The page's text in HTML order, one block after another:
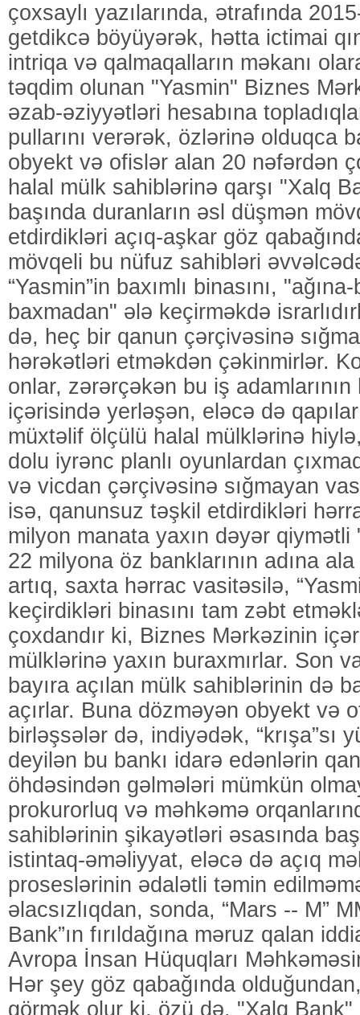
çoxsaylı yazılarında, ətrafında
getdikcə böyüyərək, hətta ictimai
intriqa və qalmaqalların məkanı
təqdim olunan "Yasmin" Biznes
əzab-əziyyətləri hesabına
pullarını verərək, özlərinə olduqca
obyekt və ofislər alan 20 nəfərdən
halal mülk sahiblərinə qarşı "Xalq
başında duranların əsl düşmən
etdirdikləri açıq-aşkar göz
mövqeli bu nüfuz sahibləri
“Yasmin”in baxımlı binasını,
baxmadan" ələ keçirməkdə
də, heç bir qanun çərçivəsinə
hərəkətləri etməkdən çəkinmirlər.
onlar, zərərçəkən bu iş
içərisində yerləşən, eləcə də
müxtəlif ölçülü halal mülklərinə
dolu iyrənc planlı oyunlardan
və vicdan çərçivəsinə sığmayan
isə, qanunsuz təşkil etdirdikləri
milyon manata yaxın dəyər
22 milyona öz banklarının adına
artıq, saxta hərrac vasitəsilə,
keçirdikləri binasını tam zəbt
çoxdandır ki, Biznes Mərkəzinin
mülklərinə yaxın buraxmırlar. Son
bayıra açılan mülk sahiblərinin də
açırlar. Buna dözməyən obyekt və
birləşsələr də, indiyədək, “krışa”sı
deyilən bu bankı idarə edənlərin
öhdəsindən gəlmələri mümkün
prokurorluq və məhkəmə
sahiblərinin şikayətləri əsasında
istintaq-əməliyyat, eləcə də açıq
proseslərinin ədalətli təmin
əlacsızlıqdan, sonda, “Mars -- M”
Bank”ın fırıldağına məruz qalan
Avropa İnsan Hüquqları
Hər şey göz qabağında
görmək olur ki, özü də, "Xalq Bank"